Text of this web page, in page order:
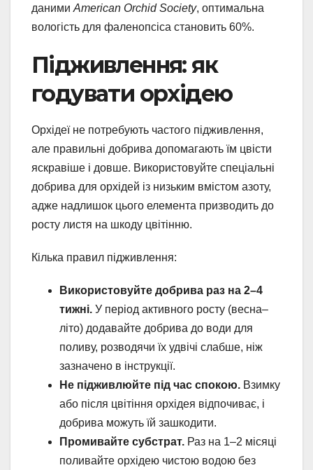
даними American Orchid Society, оптимальна
вологість для фаленопсіса становить 60%.
Підживлення: як
годувати орхідею
Орхідеї не потребують частого підживлення,
але правильні добрива допомагають їм цвісти
яскравіше і довше. Використовуйте спеціальні
добрива для орхідей із низьким вмістом азоту,
адже надлишок цього елемента призводить до
росту листя на шкоду цвітінню.
Кілька правил підживлення:
Використовуйте добрива раз на 2–4
тижні. У період активного росту (весна–
літо) додавайте добрива до води для
поливу, розводячи їх удвічі слабше, ніж
зазначено в інструкції.
Не підживлюйте під час спокою. Взимку
або після цвітіння орхідея відпочиває, і
добрива можуть їй зашкодити.
Промивайте субстрат. Раз на 1–2 місяці
поливайте орхідею чистою водою без